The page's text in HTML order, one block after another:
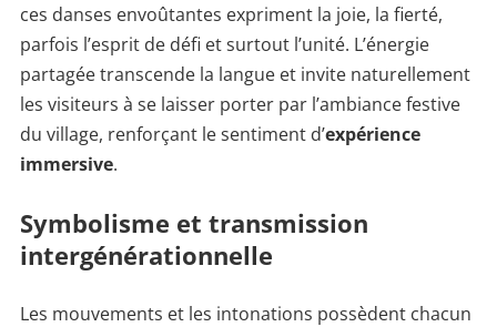
ces danses envoûtantes expriment la joie, la fierté,
parfois l’esprit de défi et surtout l’unité. L’énergie
partagée transcende la langue et invite naturellement
les visiteurs à se laisser porter par l’ambiance festive
du village, renforçant le sentiment d’expérience
immersive.
Symbolisme et transmission
intergénérationnelle
Les mouvements et les intonations possèdent chacun